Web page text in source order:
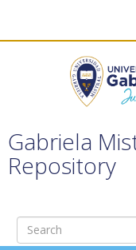
Gabriela
Repository